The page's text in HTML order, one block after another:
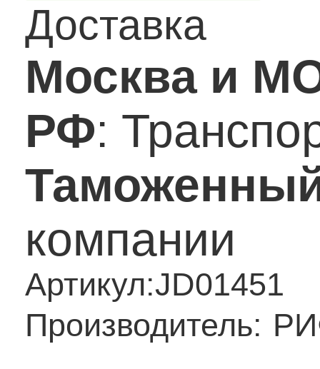
Доставка
Москва и
РФ:
компании
Артикул:JD01451
Производитель: